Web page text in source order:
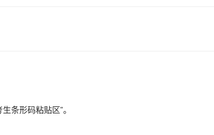
条形码粘贴区”。